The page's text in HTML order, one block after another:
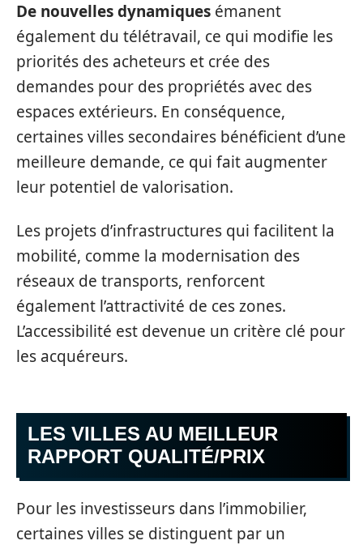
De nouvelles dynamiques émanent
également du télétravail, ce qui modifie les
priorités des acheteurs et crée des
demandes pour des propriétés avec des
espaces extérieurs. En conséquence,
certaines villes secondaires bénéficient d’une
meilleure demande, ce qui fait augmenter
leur potentiel de valorisation.
Les projets d’infrastructures qui facilitent la
mobilité, comme la modernisation des
réseaux de transports, renforcent
également l’attractivité de ces zones.
L’accessibilité est devenue un critère clé pour
les acquéreurs.
LES VILLES AU MEILLEUR
RAPPORT QUALITÉ/PRIX
Pour les investisseurs dans l’immobilier,
certaines villes se distinguent par un